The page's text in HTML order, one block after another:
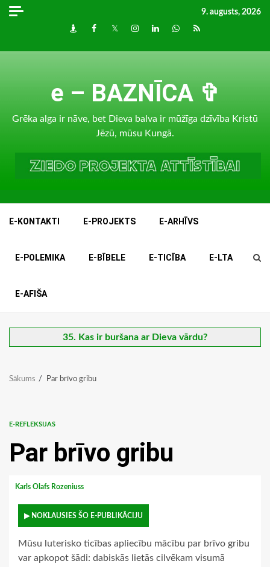
Skip
9. augusts, 2026
DraugiemFacebook
TwitterInstagram
LinkedInwhatsapp
RSS
e – BAZNĪCA ✞
Grēka alga ir nāve, bet Dieva balva ir mūžīga dzīvība Kristū
Jēzū, mūsu Kungā.
E-KONTAKTI E-PROJEKTS E-ARHĪVS
E-POLEMIKA E-BĪBELE E-TICĪBA E-LTA
E-AFIŠA
35. Kas ir buršana ar Dieva vārdu?
Sākums Par brīvo gribu
E-REFLEKSIJAS
Par brīvo gribu
Karls Olafs Rozeniuss
▶ NOKLAUSIES ŠO E-PUBLIKĀCIJU
Mūsu luterisko ticības apliecību mācību par brīvo gribu
var apkopot šādi: dabiskās lietās cilvēkam visumā